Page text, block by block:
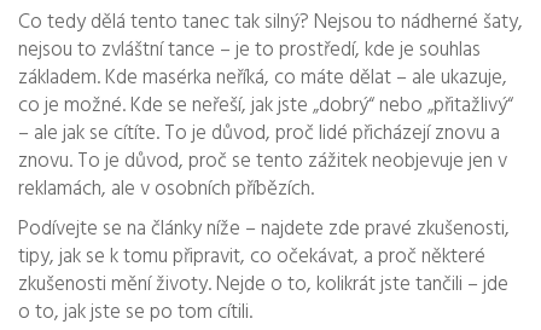
Co tedy dělá tento tanec tak silný? Nejsou to nádherné šaty,
nejsou to zvláštní tance – je to prostředí, kde je souhlas
základem. Kde masérka neříká, co máte dělat – ale ukazuje,
co je možné. Kde se neřeší, jak jste „dobrý“ nebo „přitažlivý“
– ale jak se cítíte. To je důvod, proč lidé přicházejí znovu a
znovu. To je důvod, proč se tento zážitek neobjevuje jen v
reklamách, ale v osobních příbězích.
Podívejte se na články níže – najdete zde pravé zkušenosti,
tipy, jak se k tomu připravit, co očekávat, a proč některé
zkušenosti mění životy. Nejde o to, kolikrát jste tančili – jde
o to, jak jste se po tom cítili.